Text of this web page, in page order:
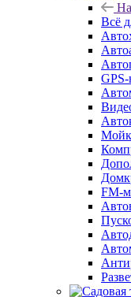
Всё
FM-